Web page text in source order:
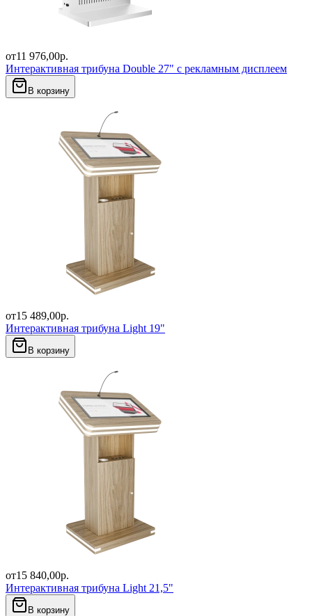
от11 976,00р.
Интерактивная трибуна Double 27" с рекламным дисплеем
В корзину
от15 489,00р.
Интерактивная трибуна Light 19"
В корзину
от15 840,00р.
Интерактивная трибуна Light 21,5"
В корзину